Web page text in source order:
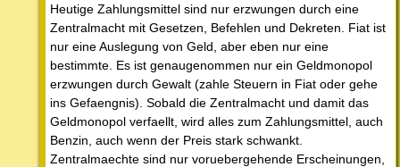
Heutige Zahlungsmittel sind nur erzwungen durch eine
Zentralmacht mit Gesetzen, Befehlen und Dekreten. Fiat ist
nur eine Auslegung von Geld, aber eben nur eine
bestimmte. Es ist genaugenommen nur ein Geldmonopol
erzwungen durch Gewalt (zahle Steuern in Fiat oder gehe
ins Gefaengnis). Sobald die Zentralmacht und damit das
Geldmonopol verfaellt, wird alles zum Zahlungsmittel, auch
Benzin, auch wenn der Preis stark schwankt.
Zentralmaechte sind nur voruebergehende Erscheinungen,